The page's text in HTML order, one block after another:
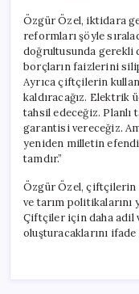
Özgür Özel, iktidara
reformları şöyle
doğrultusunda gerekli
borçların faizlerini
Ayrıca çiftçilerin
kaldıracağız. Elektrik
tahsil edeceğiz. Planlı
garantisi vereceğiz.
yeniden milletin
tamdır.”
Özgür Özel, çiftçilerin
ve tarım
Çiftçiler için daha adil
oluşturacaklarını